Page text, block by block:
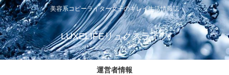
美容系コピーライター女子のキレイ生活情報誌
LUXELIFEリュクスライフ
運営者情報